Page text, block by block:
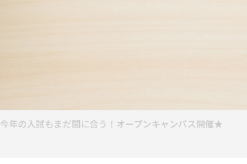
今年の入試もまだ間に合う！オープンキャンパス開催★